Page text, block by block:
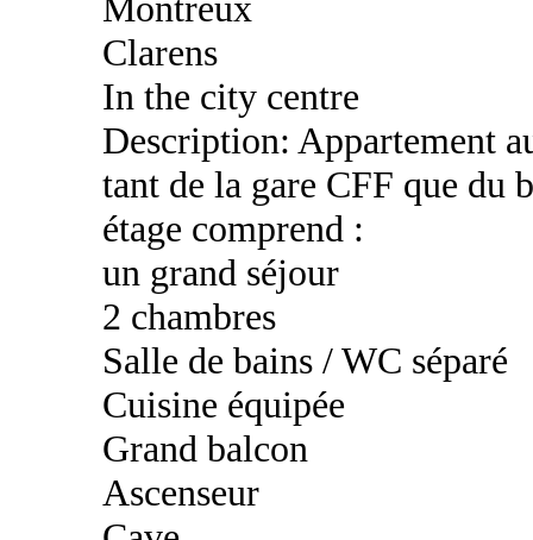
Montreux
Clarens
In the city centre
Description: Appartement
tant de la gare CFF que du
étage comprend :
un grand séjour
2 chambres
Salle de bains / WC séparé
Cuisine équipée
Grand balcon
Ascenseur